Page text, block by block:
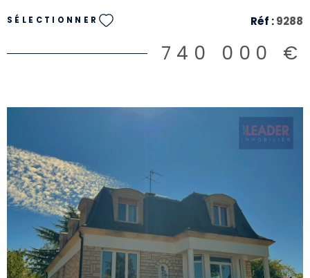
SÉLECTIONNER Réf :9288
740 000 €
VOIR LE BIEN